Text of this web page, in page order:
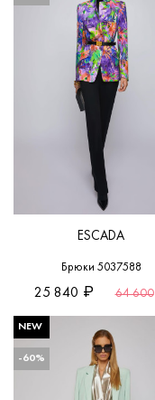
ESCADA
Брюки 5037588
25 840 64 600
NEW
-60%